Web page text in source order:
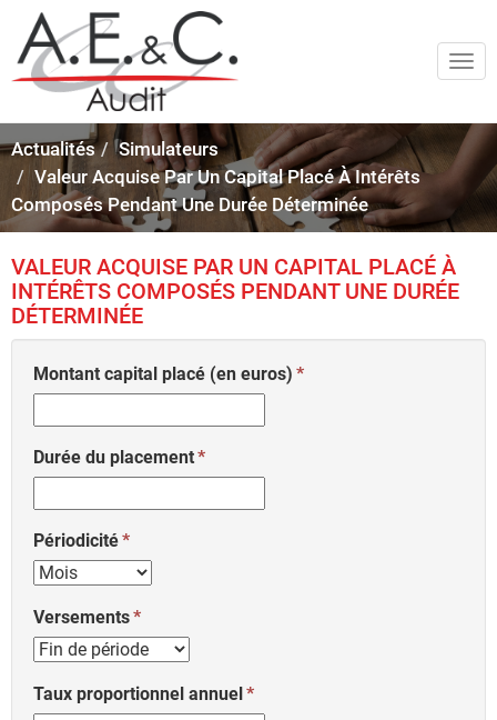
Actualités
Simulateurs
Valeur Acquise Par Un Capital Placé À Intérêts
Composés Pendant Une Durée Déterminée
VALEUR ACQUISE PAR UN CAPITAL PLACÉ À
INTÉRÊTS COMPOSÉS PENDANT UNE DURÉE
DÉTERMINÉE
Montant capital placé (en euros)
Durée du placement
Périodicité
Versements
Taux proportionnel annuel